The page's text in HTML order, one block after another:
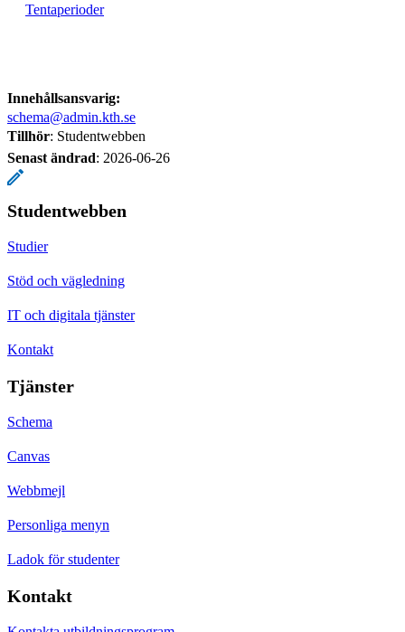
Tentaperioder
Innehållsansvarig:
schema@admin.kth.se
Tillhör: Studentwebben
Senast ändrad: 2026-06-26
Studentwebben
Studier
Stöd och vägledning
IT och digitala tjänster
Kontakt
Tjänster
Schema
Canvas
Webbmejl
Personliga menyn
Ladok för studenter
Kontakt